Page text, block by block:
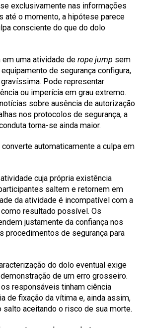
exclusivamente nas informações
até o momento, a hipótese parece
consciente do que do dolo
em uma atividade de rope jump sem
de segurança configura,
Pode representar
ou imperícia em grau extremo.
sobre ausência de autorização
nos protocolos de segurança, a
torna-se ainda maior.
automaticamente a culpa em
cuja própria existência
saltem e retornem em
da atividade é incompatível com a
resultado possível. Os
justamente da confiança nos
procedimentos de segurança para
do dolo eventual exige
de um erro grosseiro.
responsáveis tinham ciência
de fixação da vítima e, ainda assim,
salto aceitando o risco de sua morte.